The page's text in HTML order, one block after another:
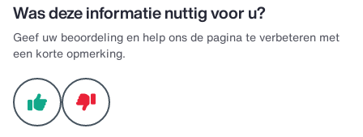
Was deze informatie nuttig voor u?
Geef uw beoordeling en help ons de pagina te verbeteren met
een korte opmerking.